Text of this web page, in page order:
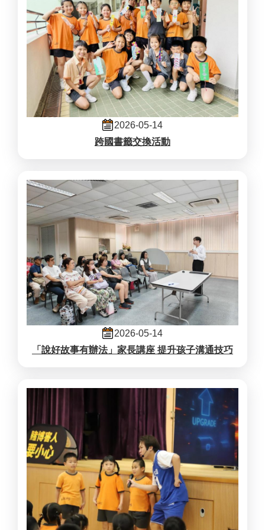
2026-05-14
跨國書籤交換活動
2026-05-14
「說好故事有辦法」家長講座 提升孩子溝通技巧